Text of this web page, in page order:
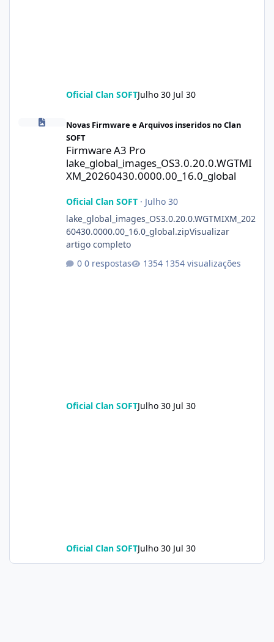
Oficial Clan SOFTJulho 30 Jul 30
Novas Firmware e Arquivos inseridos no Clan
SOFT
Firmware A3 Pro
lake_global_images_OS3.0.20.0.WGTMI
XM_20260430.0000.00_16.0_global
Oficial Clan SOFT· Julho 30
lake_global_images_OS3.0.20.0.WGTMIXM_202
60430.0000.00_16.0_global.zipVisualizar
artigo completo
0 respostas
1354 visualizações
Oficial Clan SOFTJulho 30 Jul 30
Oficial Clan SOFTJulho 30 Jul 30